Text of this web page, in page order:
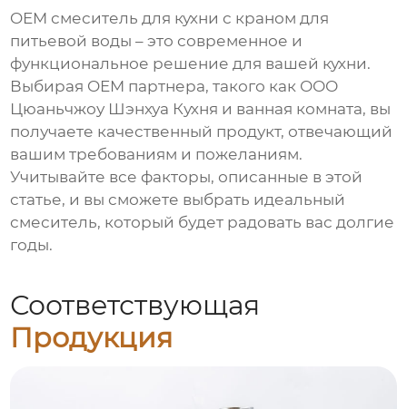
OEM смеситель для кухни с краном для
питьевой воды – это современное и
функциональное решение для вашей кухни.
Выбирая OEM партнера, такого как ООО
Цюаньчжоу Шэнхуа Кухня и ванная комната, вы
получаете качественный продукт, отвечающий
вашим требованиям и пожеланиям.
Учитывайте все факторы, описанные в этой
статье, и вы сможете выбрать идеальный
смеситель, который будет радовать вас долгие
годы.
Соответствующая
Продукция